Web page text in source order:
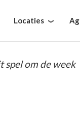
Locaties
spel om de week